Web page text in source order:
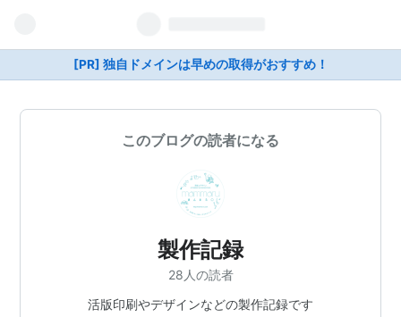
[PR] 独自ドメインは早めの取得がおすすめ！
このブログの読者になる
製作記録
28人の読者
活版印刷やデザインなどの製作記録です